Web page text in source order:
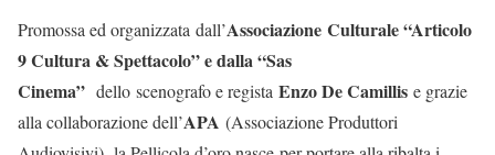
Promossa ed organizzata dall’Associazione Culturale “Articolo
9 Cultura & Spettacolo” e dalla “Sas
Cinema” dello scenografo e regista Enzo De Camillis e grazie
alla collaborazione dell’APA (Associazione Produttori